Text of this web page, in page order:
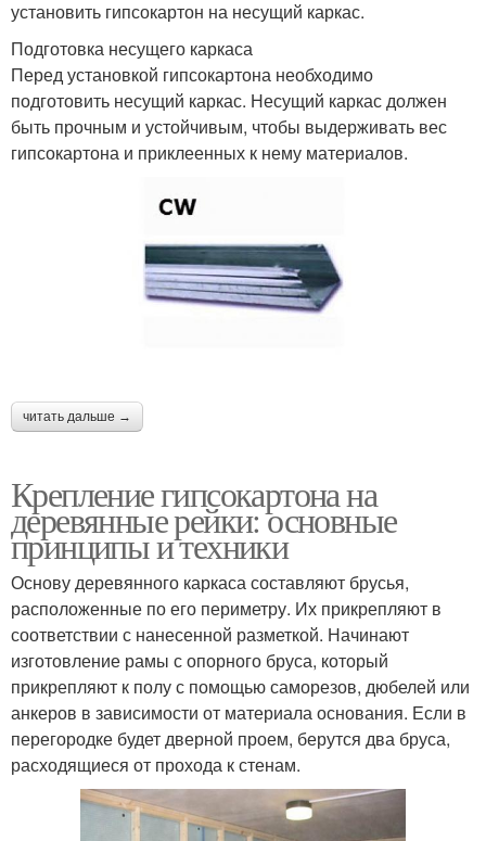
установить гипсокартон на несущий каркас.
Подготовка несущего каркаса
Перед установкой гипсокартона необходимо
подготовить несущий каркас. Несущий каркас должен
быть прочным и устойчивым, чтобы выдерживать вес
гипсокартона и приклеенных к нему материалов.
читать дальше →
Крепление гипсокартона на
деревянные рейки: основные
принципы и техники
Основу деревянного каркаса составляют брусья,
расположенные по его периметру. Их прикрепляют в
соответствии с нанесенной разметкой. Начинают
изготовление рамы с опорного бруса, который
прикрепляют к полу с помощью саморезов, дюбелей или
анкеров в зависимости от материала основания. Если в
перегородке будет дверной проем, берутся два бруса,
расходящиеся от прохода к стенам.